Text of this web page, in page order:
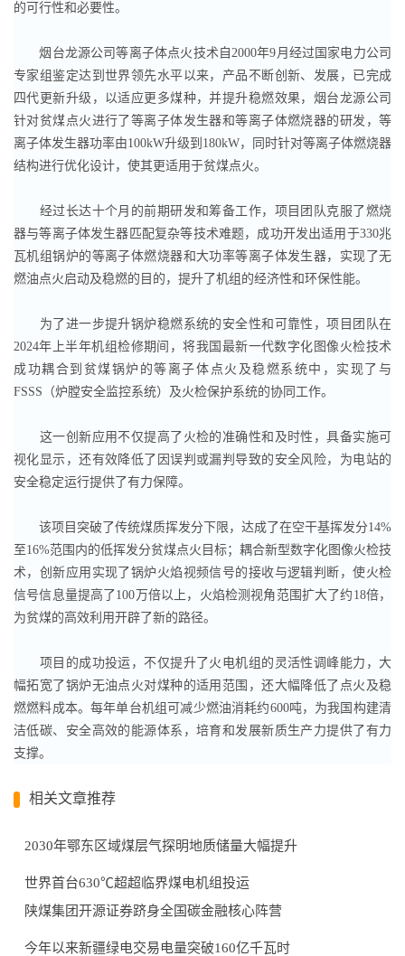
的可行性和必要性。
烟台龙源公司等离子体点火技术自2000年9月经过国家电力公司
专家组鉴定达到世界领先水平以来，产品不断创新、发展，已完成
四代更新升级，以适应更多煤种，并提升稳燃效果，烟台龙源公司
针对贫煤点火进行了等离子体发生器和等离子体燃烧器的研发，等
离子体发生器功率由100kW升级到180kW，同时针对等离子体燃烧器
结构进行优化设计，使其更适用于贫煤点火。
经过长达十个月的前期研发和筹备工作，项目团队克服了燃烧
器与等离子体发生器匹配复杂等技术难题，成功开发出适用于330兆
瓦机组锅炉的等离子体燃烧器和大功率等离子体发生器，实现了无
燃油点火启动及稳燃的目的，提升了机组的经济性和环保性能。
为了进一步提升锅炉稳燃系统的安全性和可靠性，项目团队在
2024年上半年机组检修期间，将我国最新一代数字化图像火检技术
成功耦合到贫煤锅炉的等离子体点火及稳燃系统中，实现了与
FSSS（炉膛安全监控系统）及火检保护系统的协同工作。
这一创新应用不仅提高了火检的准确性和及时性，具备实施可
视化显示，还有效降低了因误判或漏判导致的安全风险，为电站的
安全稳定运行提供了有力保障。
该项目突破了传统煤质挥发分下限，达成了在空干基挥发分14%
至16%范围内的低挥发分贫煤点火目标；耦合新型数字化图像火检技
术，创新应用实现了锅炉火焰视频信号的接收与逻辑判断，使火检
信号信息量提高了100万倍以上，火焰检测视角范围扩大了约18倍，
为贫煤的高效利用开辟了新的路径。
项目的成功投运，不仅提升了火电机组的灵活性调峰能力，大
幅拓宽了锅炉无油点火对煤种的适用范围，还大幅降低了点火及稳
燃燃料成本。每年单台机组可减少燃油消耗约600吨，为我国构建清
洁低碳、安全高效的能源体系，培育和发展新质生产力提供了有力
支撑。
相关文章推荐
2030年鄂东区域煤层气探明地质储量大幅提升
世界首台630℃超超临界煤电机组投运
陕煤集团开源证券跻身全国碳金融核心阵营
今年以来新疆绿电交易电量突破160亿千瓦时